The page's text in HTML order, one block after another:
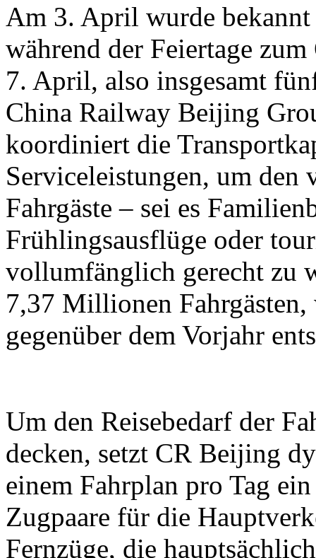
Am 3. April wurde bekannt
während der Feiertage
7. April, also insgesamt
China Railway Beijing
koordiniert die
Serviceleistungen, um den
Fahrgäste – sei es
Frühlingsausflüge oder
vollumfänglich gerecht zu
7,37 Millionen
gegenüber dem Vorjahr
Um den Reisebedarf der
decken, setzt CR Beijing
einem Fahrplan pro Tag
Zugpaare für die
Fernzüge, die